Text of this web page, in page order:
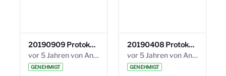
20190909 Protokoll 27. Steuerungskreis.pdf
vor 5 Jahren von Anni Schlumberger
GENEHMIGT
20190408 Protokoll 26. Steuerungskreis.pdf
vor 5 Jahren von Anni Schlumberger
GENEHMIGT